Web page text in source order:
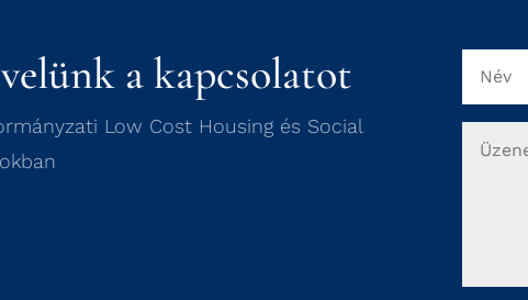
a kapcsolatot
Low Cost Housing és Social